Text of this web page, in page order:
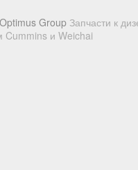
Optimus Group Запчасти к
Cummins и Weichai